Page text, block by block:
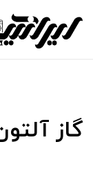
گاز